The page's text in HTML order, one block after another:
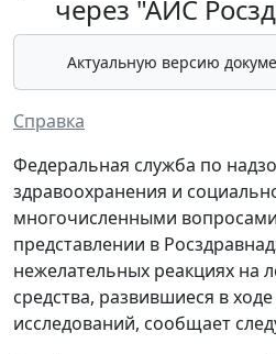
через "АИС
Актуальную версию
Справка
Федеральная служба по
здравоохранения и
многочисленными
представлении в
нежелательных реакциях на
средства, развившиеся в
исследований, сообщает